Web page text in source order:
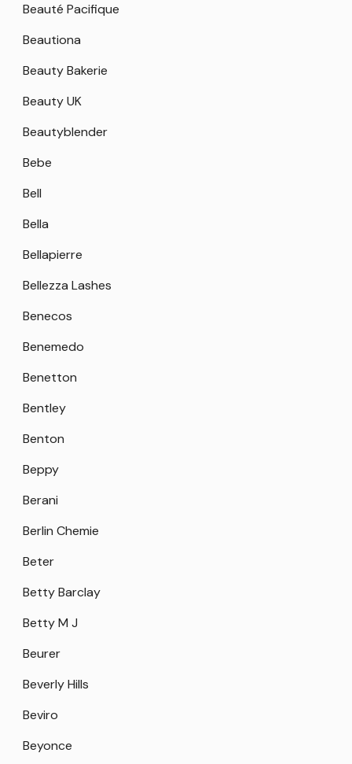
Beauté Pacifique
Beautiona
Beauty Bakerie
Beauty UK
Beautyblender
Bebe
Bell
Bella
Bellapierre
Bellezza Lashes
Benecos
Benemedo
Benetton
Bentley
Benton
Beppy
Berani
Berlin Chemie
Beter
Betty Barclay
Betty M J
Beurer
Beverly Hills
Beviro
Beyonce